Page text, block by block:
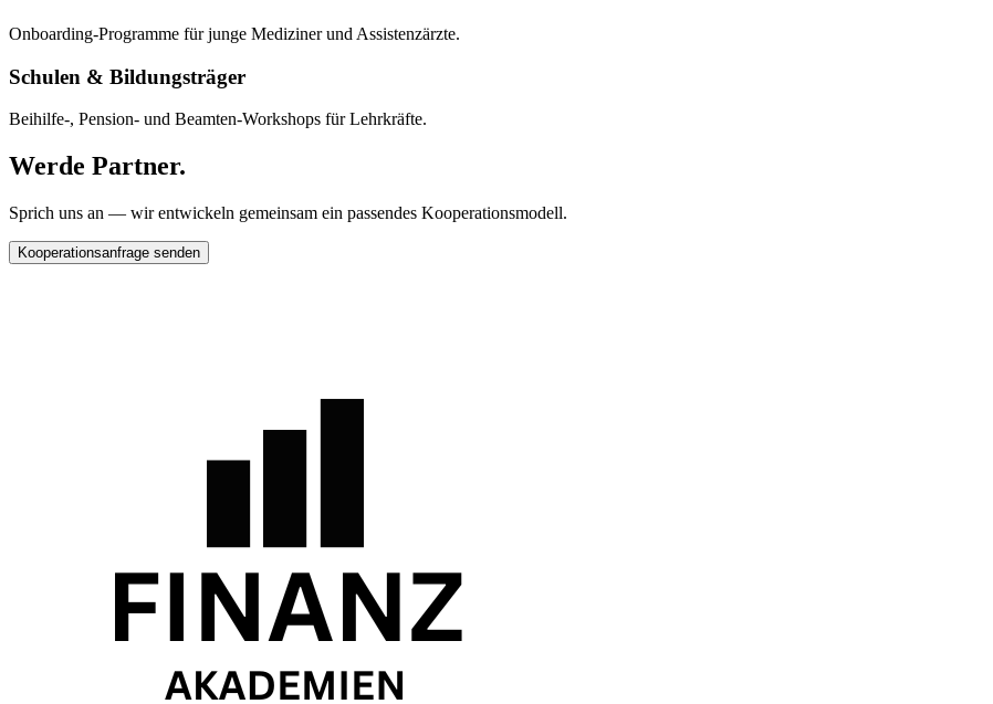
Onboarding-Programme für junge Mediziner und Assistenzärzte.
Schulen & Bildungsträger
Beihilfe-, Pension- und Beamten-Workshops für Lehrkräfte.
Werde Partner.
Sprich uns an — wir entwickeln gemeinsam ein passendes Kooperationsmodell.
Kooperationsanfrage senden